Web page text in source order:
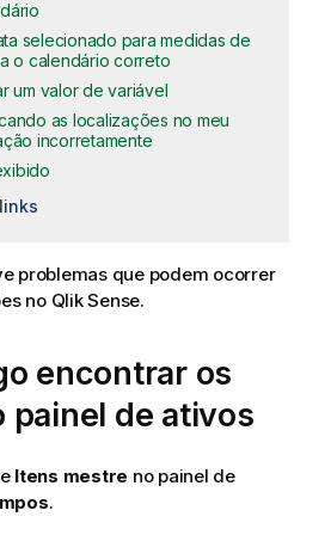
selecionado para medidas de
o calendário correto
um valor de variável
as localizações no meu
incorretamente
problemas que podem ocorrer
no Qlik Sense.
encontrar os
painel de ativos
e Itens mestre no painel de
.